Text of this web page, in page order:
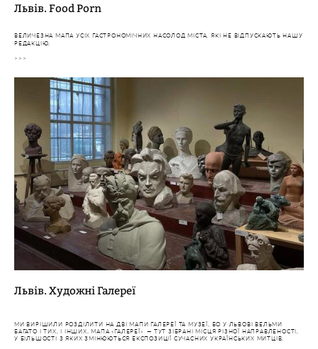
Львів. Food Porn
ВЕЛИЧЕЗНА МАПА УСІХ ГАСТРОНОМІЧНИХ НАСОЛОД МІСТА, ЯКІ НЕ ВІДПУСКАЮТЬ НАШУ
РЕДАКЦІЮ.
>>>
Львів. Художні Галереї
МИ ВИРІШИЛИ РОЗДІЛИТИ НА ДВІ МАПИ ГАЛЕРЕЇ ТА МУЗЕЇ, БО У ЛЬВОВІ ВЕЛЬМИ
БАГАТО І ТИХ, І ІНШИХ. МАПА «ГАЛЕРЕЇ» — ТУТ ЗІБРАНІ МІСЦЯ РІЗНОЇ НАПРАВЛЕНОСТІ,
У БІЛЬШОСТІ З ЯКИХ ЗМІНЮЮТЬСЯ ЕКСПОЗИЦІЇ СУЧАСНИХ УКРАЇНСЬКИХ МИТЦІВ.